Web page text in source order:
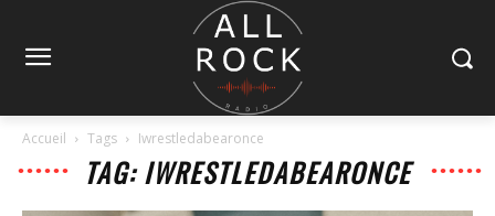
Accueil Tags Iwrestledabearonce
TAG: IWRESTLEDABEARONCE